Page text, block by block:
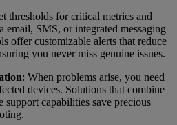
thresholds for critical metrics and
email, SMS, or integrated messaging
offer customizable alerts that reduce
you never miss genuine issues.
: When problems arise, you need
devices. Solutions that combine
capabilities save precious